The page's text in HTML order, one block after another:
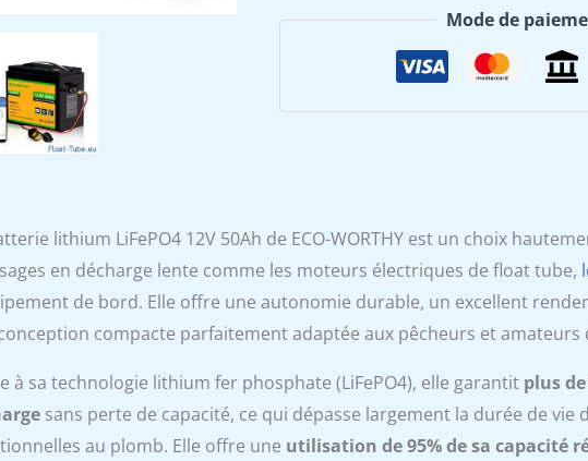
Mode de
lithium LiFePO4 12V 50Ah de ECO-WORTHY est un choix
en décharge lente comme les moteurs électriques de float tube,
de bord. Elle offre une autonomie durable, un excellent
compacte parfaitement adaptée aux pêcheurs et amateurs
à sa technologie lithium fer phosphate (LiFePO4), elle garantit plus
sans perte de capacité, ce qui dépasse largement la durée de vie
au plomb. Elle offre une utilisation de 95% de sa capacité